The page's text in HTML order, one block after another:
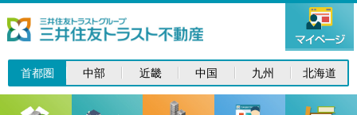
首都圏 中部 近畿 中国 九州 北海道